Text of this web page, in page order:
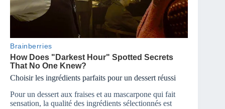
Choisir les ingrédients parfaits pour un dessert réussi
Pour un dessert aux fraises et au mascarpone qui fait
sensation, la qualité des ingrédients sélectionnés est